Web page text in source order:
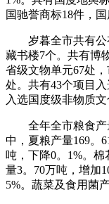
国驰誉商标18件，
岁暮全市共有公
藏书楼7个。共有博
省级文物单元67处
处。共有43个项目
入选国度级非物质文
全年全市粮食产
中，夏粮产量169。
吨，下降0。1%。棉
量3。70万吨，增加
5%。蔬菜及食用菌